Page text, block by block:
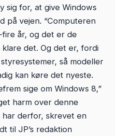
sig for, at give Windows
på vejen. “Computeren
år, og det er de
det. Og det er, fordi
så modeller
kan køre det nyeste.
sige om Windows 8,”
harm over denne
har derfor, skrevet en
til JP’s redaktion